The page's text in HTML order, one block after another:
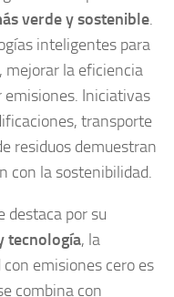
verde y sostenible.
inteligentes para
mejorar la eficiencia
emisiones. Iniciativas
transporte
residuos demuestran
con la sostenibilidad.
destaca por su
tecnología, la
emisiones cero es
combina con